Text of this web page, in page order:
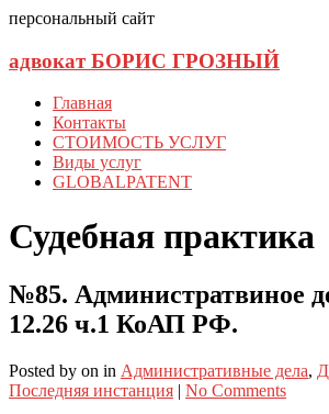
персональный сайт
адвокат БОРИС ГРОЗНЫЙ
Главная
Контакты
СТОИМОСТЬ УСЛУГ
Виды услуг
GLOBALPATENT
Судебная практика
№85. Администратвиное
12.26 ч.1 КоАП РФ.
Posted by on in Административные дела,
Последняя инстанция | No Comments